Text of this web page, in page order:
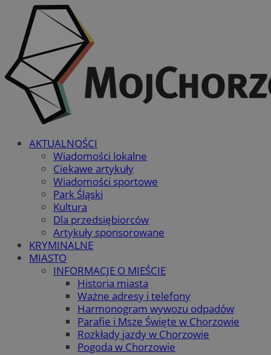
AKTUALNOŚCI
Wiadomości lokalne
Ciekawe artykuły
Wiadomości sportowe
Park Śląski
Kultura
Dla przedsiębiorców
Artykuły sponsorowane
KRYMINALNE
MIASTO
INFORMACJE O MIEŚCIE
Historia miasta
Ważne adresy i telefony
Harmonogram wywozu odpadów
Parafie i Msze Święte w Chorzowie
Rozkłady jazdy w Chorzowie
Pogoda w Chorzowie